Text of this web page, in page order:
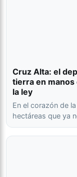
Cruz Alta: el
tierra en
la ley
En el corazón de
hectáreas que ya